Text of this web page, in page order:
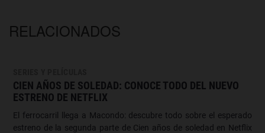
RELACIONADOS
CIEN AÑOS DE SOLEDAD: CONOCE TODO DEL NUEVO
ESTRENO DE NETFLIX
El ferrocarril llega a Macondo: descubre todo sobre el esperado
estreno de la segunda parte de Cien años de soledad en Netflix